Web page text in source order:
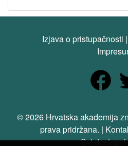
Izjava o pristupačnosti |
© 2026 Hrvatska akademija
prava pridržana. |
Svi